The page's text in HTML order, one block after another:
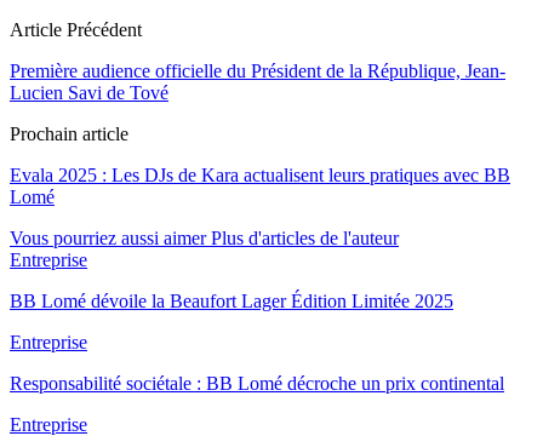
Article Précédent
Première audience officielle du Président de la République, Jean-
Lucien Savi de Tové
Prochain article
Evala 2025 : Les DJs de Kara actualisent leurs pratiques avec BB
Lomé
Vous pourriez aussi aimer Plus d'articles de l'auteur
Entreprise
BB Lomé dévoile la Beaufort Lager Édition Limitée 2025
Entreprise
Responsabilité sociétale : BB Lomé décroche un prix continental
Entreprise